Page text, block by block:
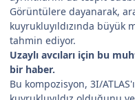
Görüntülere dayanarak,
kuyrukluyıldızında
tahmin ediyor.
Uzaylı avcıları için bu
bir haber.
Bu kompozisyon, 3I/